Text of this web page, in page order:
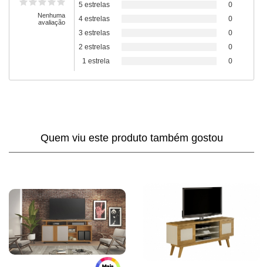
Nenhuma
avaliação
5 estrelas
0
4 estrelas
0
3 estrelas
0
2 estrelas
0
1 estrela
0
Quem viu este produto também gostou